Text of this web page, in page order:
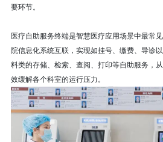
要环节。
医疗自助服务终端是智慧医疗应用场景中最常
院信息化系统互联，实现如挂号、缴费、导诊
料类的存储、检索、查阅、打印等自助服务，
效缓解各个科室的运行压力。